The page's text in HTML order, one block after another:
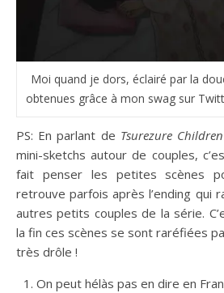
Moi quand je dors, éclairé par la
obtenues grâce à mon swag sur
PS: En parlant de Tsurezure
mini-sketchs autour de couples,
fait penser les petites scènes
retrouve parfois après l’ending qui
autres petits couples de la série.
la fin ces scènes se sont raréfiées
très drôle !
On peut hélàs pas en dire en